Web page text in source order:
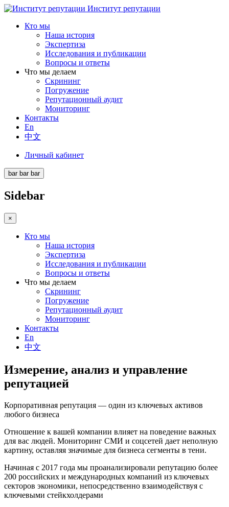
Институт репутации
Кто мы
Наша история
Экспертиза
Исследования и публикации
Вопросы и ответы
Что мы делаем
Скрининг
Погружение
Репутационный аудит
Мониторинг
Контакты
En
中文
Личный кабинет
bar bar bar
Sidebar
×
Кто мы
Наша история
Экспертиза
Исследования и публикации
Вопросы и ответы
Что мы делаем
Скрининг
Погружение
Репутационный аудит
Мониторинг
Контакты
En
中文
Измерение, анализ и управление
репутацией
Корпоративная репутация — один из ключевых активов
любого бизнеса
Отношение к вашей компании влияет на поведение важных
для вас людей. Мониторинг СМИ и соцсетей дает неполную
картину, оставляя значимые для бизнеса сегменты в тени.
Начиная с 2017 года мы проанализировали репутацию более
200 российских и международных компаний из ключевых
секторов экономики, непосредственно взаимодействуя с
ключевыми стейкхолдерами